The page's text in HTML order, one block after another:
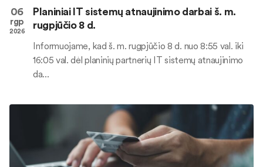
06
rgp
2026
Planiniai IT sistemų atnaujinimo darbai š. m.
rugpjūčio 8 d.
Informuojame, kad š. m. rugpjūčio 8 d. nuo 8:55 val. iki
16:05 val. dėl planinių partnerių IT sistemų atnaujinimo
da...